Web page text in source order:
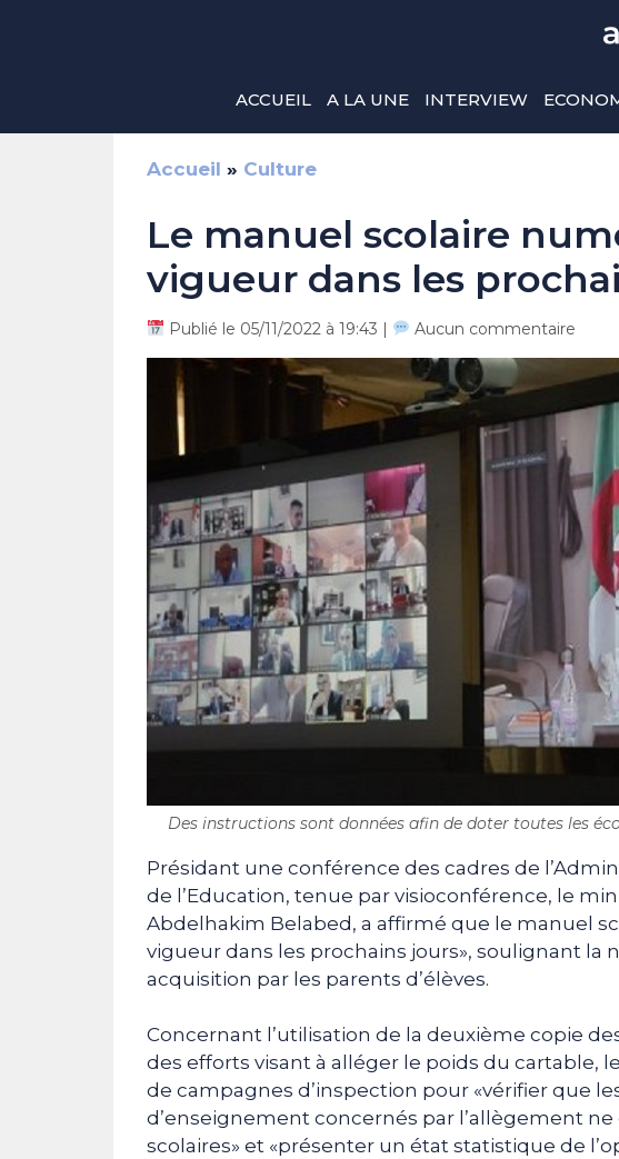
ACCUEIL A LA UNE INTERVIEW
Accueil » Culture
Le manuel scolaire
vigueur dans les
Publié le 05/11/2022 à 19:43 | Aucun commentaire
Des instructions sont données afin de doter toutes les
Présidant une conférence des cadres de
de l’Education, tenue par visioconférence, le
Abdelhakim Belabed, a affirmé que le manuel
vigueur dans les prochains jours», soulignant la
acquisition par les parents d’élèves.
Concernant l’utilisation de la deuxième copie
des efforts visant à alléger le poids du cartable,
de campagnes d’inspection pour «vérifier que
d’enseignement concernés par l’allègement
scolaires» et «présenter un état statistique de